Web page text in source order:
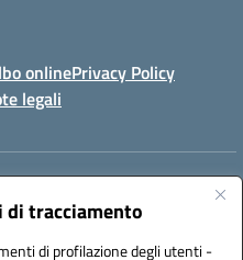
tracciamento
di profilazione degli utenti -
onlinePrivacy Policy
legali
leic81300l@istruzione.it